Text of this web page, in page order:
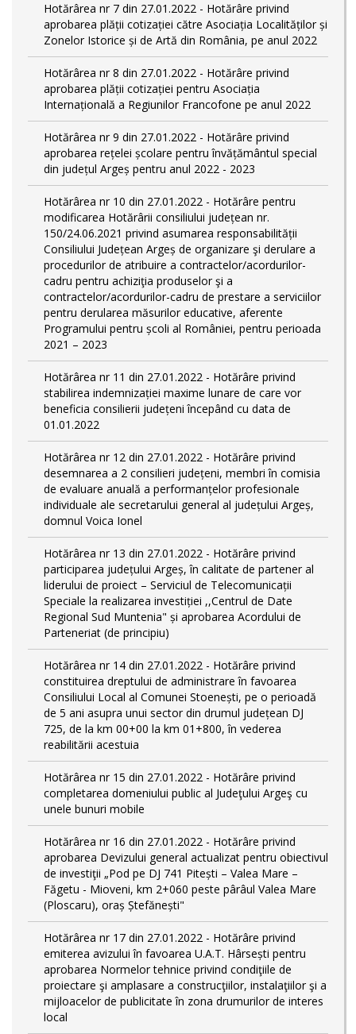
Hotărârea nr 7 din 27.01.2022 - Hotărâre privind
aprobarea plății cotizației către Asociația Localităților și
Zonelor Istorice și de Artă din România, pe anul 2022
Hotărârea nr 8 din 27.01.2022 - Hotărâre privind
aprobarea plății cotizației pentru Asociația
Internațională a Regiunilor Francofone pe anul 2022
Hotărârea nr 9 din 27.01.2022 - Hotărâre privind
aprobarea rețelei școlare pentru învățământul special
din județul Argeș pentru anul 2022 - 2023
Hotărârea nr 10 din 27.01.2022 - Hotărâre pentru
modificarea Hotărârii consiliului județean nr.
150/24.06.2021 privind asumarea responsabilității
Consiliului Județean Argeș de organizare şi derulare a
procedurilor de atribuire a contractelor/acordurilor-
cadru pentru achiziţia produselor şi a
contractelor/acordurilor-cadru de prestare a serviciilor
pentru derularea măsurilor educative, aferente
Programului pentru școli al României, pentru perioada
2021 – 2023
Hotărârea nr 11 din 27.01.2022 - Hotărâre privind
stabilirea indemnizației maxime lunare de care vor
beneficia consilierii județeni începând cu data de
01.01.2022
Hotărârea nr 12 din 27.01.2022 - Hotărâre privind
desemnarea a 2 consilieri județeni, membri în comisia
de evaluare anuală a performanțelor profesionale
individuale ale secretarului general al județului Argeș,
domnul Voica Ionel
Hotărârea nr 13 din 27.01.2022 - Hotărâre privind
participarea județului Argeș, în calitate de partener al
liderului de proiect – Serviciul de Telecomunicații
Speciale la realizarea investiției ,,Centrul de Date
Regional Sud Muntenia" și aprobarea Acordului de
Parteneriat (de principiu)
Hotărârea nr 14 din 27.01.2022 - Hotărâre privind
constituirea dreptului de administrare în favoarea
Consiliului Local al Comunei Stoenești, pe o perioadă
de 5 ani asupra unui sector din drumul județean DJ
725, de la km 00+00 la km 01+800, în vederea
reabilitării acestuia
Hotărârea nr 15 din 27.01.2022 - Hotărâre privind
completarea domeniului public al Judeţului Argeş cu
unele bunuri mobile
Hotărârea nr 16 din 27.01.2022 - Hotărâre privind
aprobarea Devizului general actualizat pentru obiectivul
de investiţii „Pod pe DJ 741 Pitești – Valea Mare –
Făgetu - Mioveni, km 2+060 peste pârâul Valea Mare
(Ploscaru), oraș Ștefănești"
Hotărârea nr 17 din 27.01.2022 - Hotărâre privind
emiterea avizului în favoarea U.A.T. Hârsești pentru
aprobarea Normelor tehnice privind condiţiile de
proiectare şi amplasare a construcţiilor, instalaţiilor şi a
mijloacelor de publicitate în zona drumurilor de interes
local